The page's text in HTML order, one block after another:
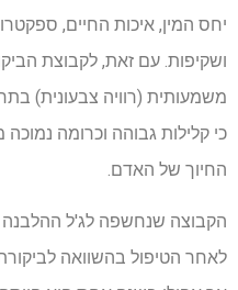
יחס המין, איכות החיים,
ושקיפות. עם זאת, לקבוצת
כי קלילות גבוהה וכרומה
החיוך של האדם.
הקבוצה שנחשפה לג'ל
לאחר הטיפול בהשוואה